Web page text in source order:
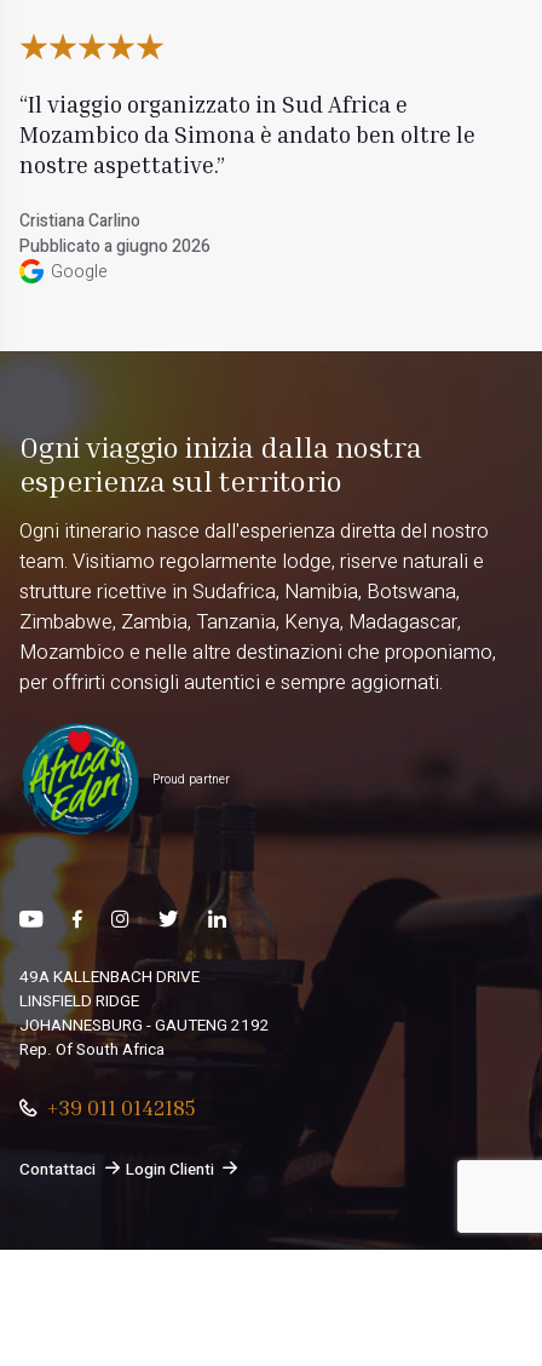
Il viaggio organizzato in Sud Africa e
Mozambico da Simona è andato ben oltre le
nostre aspettative.
Cristiana Carlino
Pubblicato a giugno 2026
Google
Ogni viaggio inizia dalla nostra
esperienza sul territorio
Ogni itinerario nasce dall'esperienza diretta del nostro
team. Visitiamo regolarmente lodge, riserve naturali e
strutture ricettive in Sudafrica, Namibia, Botswana,
Zimbabwe, Zambia, Tanzania, Kenya, Madagascar,
Mozambico e nelle altre destinazioni che proponiamo,
per offrirti consigli autentici e sempre aggiornati.
Proud partner
49A KALLENBACH DRIVE
LINSFIELD RIDGE
JOHANNESBURG - GAUTENG 2192
Rep. Of South Africa
+39 011 0142185
Contattaci Login Clienti